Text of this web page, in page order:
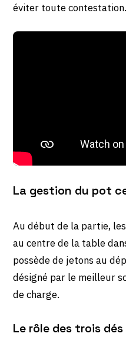
éviter toute contestation.
La gestion du pot
Au début de la partie,
au centre de la table
possède de jetons au
désigné par le meilleur
de charge.
Le rôle des trois dés